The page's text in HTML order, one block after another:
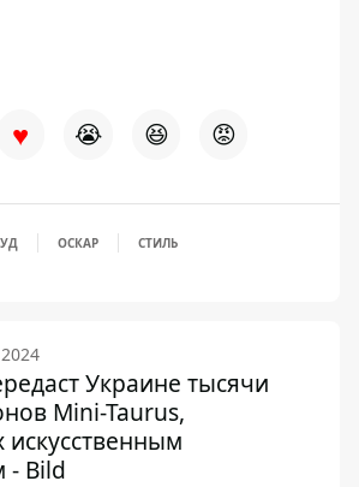
♥ 😭 😆 😡
ОСКАР СТИЛЬ
Украине тысячи
Mini-Taurus,
- Bild